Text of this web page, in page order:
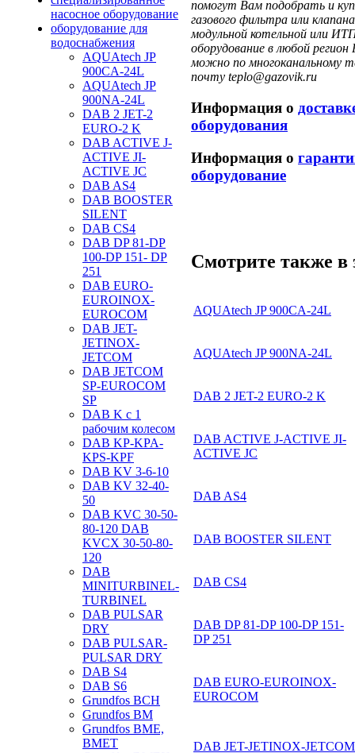
насосное оборудование
оборудование для
водоснабжения
AQUAtech JP
900CA-24L
AQUAtech JP
900NA-24L
DAB 2 JET-2
EURO-2 K
DAB ACTIVE J-
ACTIVE JI-
ACTIVE JC
DAB AS4
DAB BOOSTER
SILENT
DAB CS4
DAB DP 81-DP
100-DP 151- DP
251
DAB EURO-
EUROINOX-
EUROCOM
DAB JET-
JETINOX-
JETCOM
DAB JETCOM
SP-EUROCOM
SP
DAB K с 1
рабочим колесом
DAB KP-KPA-
KPS-KPF
DAB KV 3-6-10
DAB KV 32-40-
50
DAB KVC 30-50-
80-120 DAB
KVCX 30-50-80-
120
DAB
MINITURBINEL-
TURBINEL
DAB PULSAR
DRY
DAB PULSAR-
PULSAR DRY
DAB S4
DAB S6
Grundfos BCH
Grundfos BM
Grundfos BME,
BMET
помогут Вам подобрать и
газового фильтра или
модульной котельной или
оборудование в любой
можно по многоканальному
почту teplo@gazovik.ru
Информация о
оборудования
Информация о
оборудование
Смотрите также в
AQUAtech JP 900CA-24L
AQUAtech JP 900NA-24L
DAB 2 JET-2 EURO-2 K
DAB ACTIVE J-ACTIVE JI-
ACTIVE JC
DAB AS4
DAB BOOSTER SILENT
DAB CS4
DAB DP 81-DP 100-DP 151-
DP 251
DAB EURO-EUROINOX-
EUROCOM
DAB JET-JETINOX-JETCOM